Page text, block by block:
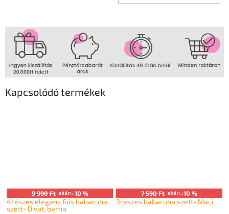
Kapcsolódó termékek
9 990 Ft akár:–10 %
4részes elegáns fiús babaruha
szett- Divat, barna
7 590 Ft akár:–10 %
3részes babaruha szett- Maci